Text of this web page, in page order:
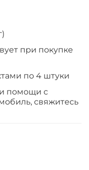
при покупке
по 4 штуки
помощи с
свяжитесь